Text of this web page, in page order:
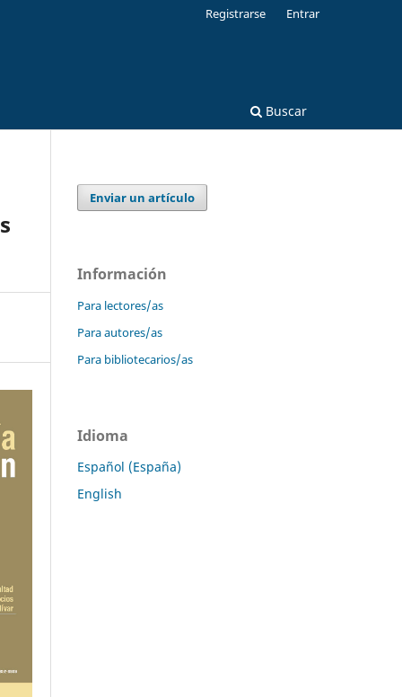
Buscar
Registrarse Entrar
Enviar un artículo
Información
Para lectores/as
Para autores/as
Para bibliotecarios/as
Idioma
Español (España)
English